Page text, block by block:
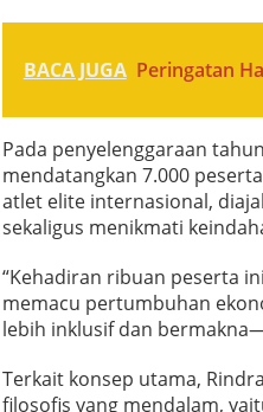
BACA JUGA Peringatan
Pada penyelenggaraan
mendatangkan 7.000
atlet elite internasional,
sekaligus menikmati
“Kehadiran ribuan peserta
memacu pertumbuhan
lebih inklusif dan
Terkait konsep utama,
filosofis yang mendalam,